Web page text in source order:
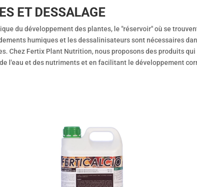
ET DESSALAGE
du développement des plantes, le "réservoir" où se
humiques et les dessalinisateurs sont nécessaires
Chez Fertix Plant Nutrition, nous proposons des produits
l'eau et des nutriments et en facilitant le développement